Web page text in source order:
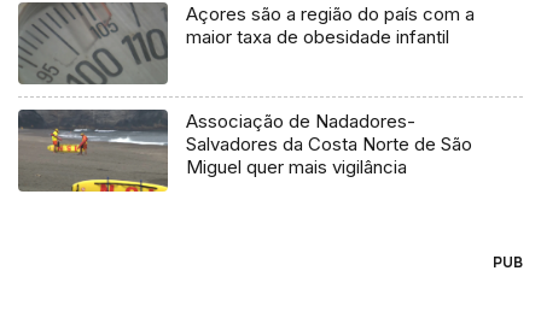
Açores são a região do país com a
maior taxa de obesidade infantil
Associação de Nadadores-
Salvadores da Costa Norte de São
Miguel quer mais vigilância
PUB